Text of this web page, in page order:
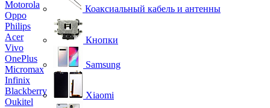
Motorola
Oppo
Philips
Acer
Vivo
OnePlus
Micromax
Infinix
Blackberry
Oukitel
Коаксиальный кабель и антенны
Кнопки
Samsung
Xiaomi